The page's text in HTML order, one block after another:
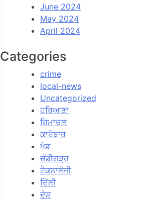
June 2024
May 2024
April 2024
Categories
crime
local-news
Uncategorized
ਹਰਿਆਣਾ
ਹਿਮਾਚਲ
ਕਾਰੋਬਾਰ
ਖੇਡ
ਚੰਡੀਗੜ੍ਹ
ਟੈਕਨਾਲੋਜੀ
ਦਿੱਲੀ
ਦੇਸ਼